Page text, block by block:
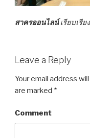
สาครออนไลน์เรียบเรี
Leave a Reply
Your email address
are marked *
Comment